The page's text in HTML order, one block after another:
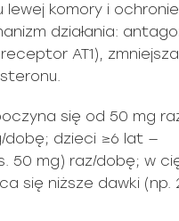
komory i
działania:
AT1),
się od 50 mg
dobę; dzieci ≥6 lat —
50 mg) raz/dobę; w
się niższe dawki (np.